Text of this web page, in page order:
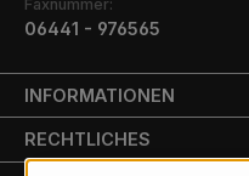
Faxnummer:
06441 - 976565
INFORMATIONEN
RECHTLICHES